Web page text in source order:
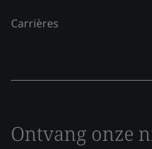
Carrières
Ontvang onze